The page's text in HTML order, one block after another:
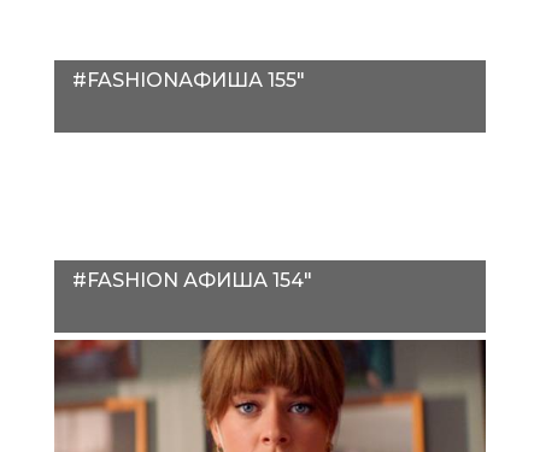
#FASHIONАФИША 155"
#FASHION АФИША 154"